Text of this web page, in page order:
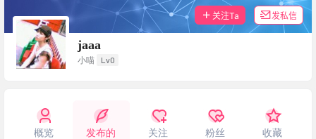
jaaa
小喵 Lv0
关注Ta 发私信
概览 发布的 关注 粉丝 收藏